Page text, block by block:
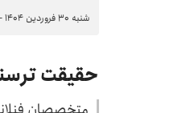
شنبه ۳۰ فروردین ۱۴۰۴ - ۱۲:۱۸
حقیقت